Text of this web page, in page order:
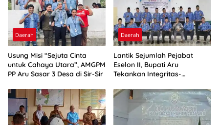
Daerah
Usung Misi “Sejuta Cinta
untuk Cahaya Utara”, AMGPM
PP Aru Sasar 3 Desa di Sir-Sir
Daerah
Lantik Sejumlah Pejabat
Eselon II, Bupati Aru
Tekankan Integritas-